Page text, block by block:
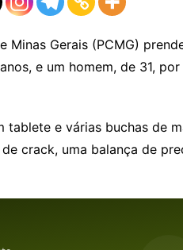
Minas Gerais (PCMG)
e um homem, de 31,
e várias buchas de
crack, uma balança de